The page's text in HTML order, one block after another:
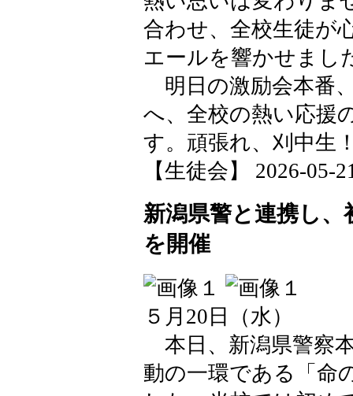
合わせ、全校生徒が
エールを響かせまし
明日の激励会本番
へ、全校の熱い応援
す。頑張れ、刈中生
【生徒会】 2026-05-
新潟県警と連携し
を開催
５月20日（水）
本日、新潟県警察
動の一環である「命